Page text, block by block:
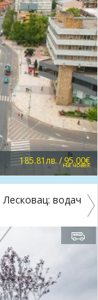
185.81лв. / 95.00€
на човек
водач